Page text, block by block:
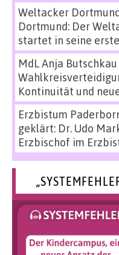
Weltacker
Dortmund: Der
startet in seine
MdL Anja Butschkau
Kontinuität und
Erzbistum
geklärt: Dr. Udo
Erzbischof im